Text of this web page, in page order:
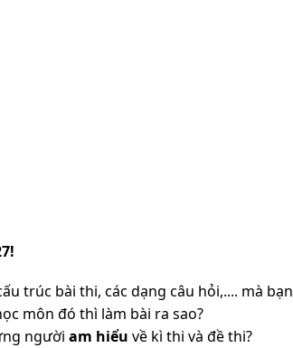
trúc bài thi, các dạng câu hỏi,.... mà bạn
môn đó thì làm bài ra sao?
người am hiểu về kì thi và đề thi?